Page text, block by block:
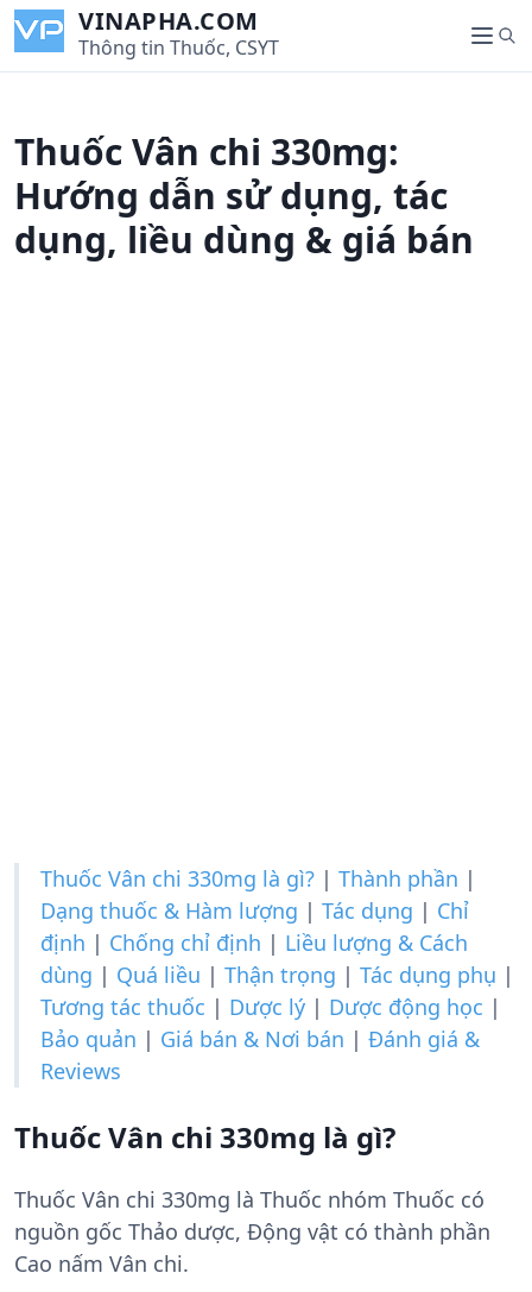
i
VINAPHA.COM
Thông tin Thuốc, CSYT
M
e
S
e
Thuốc Vân chi 330mg:
Hướng dẫn sử dụng, tác
dụng, liều dùng & giá bán
Thuốc Vân chi 330mg là gì? | Thành phần |
Dạng thuốc & Hàm lượng | Tác dụng | Chỉ
định | Chống chỉ định | Liều lượng & Cách
dùng | Quá liều | Thận trọng | Tác dụng phụ |
Tương tác thuốc | Dược lý | Dược động học |
Bảo quản | Giá bán & Nơi bán | Đánh giá &
Reviews
Thuốc Vân chi 330mg là gì?
Thuốc Vân chi 330mg là Thuốc nhóm Thuốc có
nguồn gốc Thảo dược, Động vật có thành phần
Cao nấm Vân chi.